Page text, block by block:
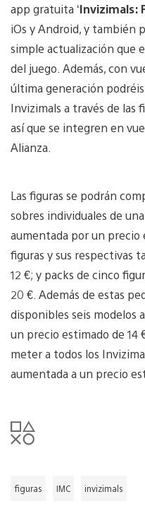
app gratuita ‘Invizimals:
iOs y Android, y también
simple actualización que
del juego. Además, con
última generación
Invizimals a través de las
así que se integren en
Alianza.
Las figuras se podrán
sobres individuales de
aumentada por un precio
figuras y sus respectivas
12 €; y packs de cinco
20 €. Además de estas
disponibles seis modelos
un precio estimado de 14
meter a todos los
aumentada a un precio
figuras IMC invizimals